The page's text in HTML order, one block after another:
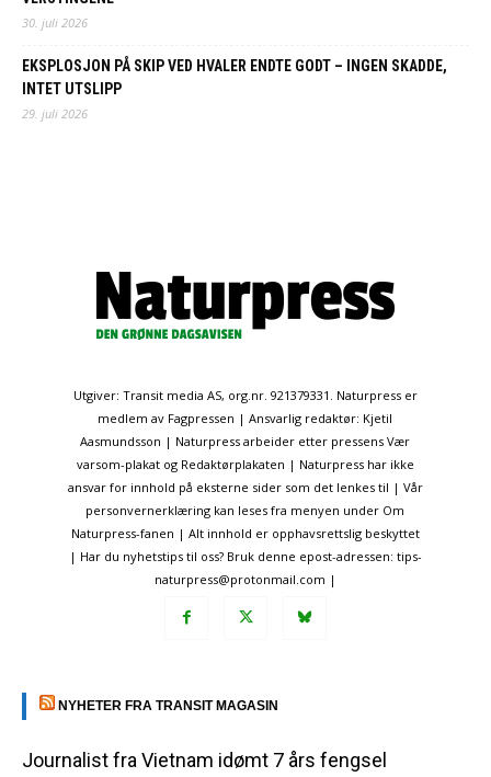
30. juli 2026
EKSPLOSJON PÅ SKIP VED HVALER ENDTE GODT – INGEN SKADDE,
INTET UTSLIPP
29. juli 2026
Utgiver: Transit media AS, org.nr. 921379331. Naturpress er
medlem av Fagpressen | Ansvarlig redaktør: Kjetil
Aasmundsson | Naturpress arbeider etter pressens Vær
varsom-plakat og Redaktørplakaten | Naturpress har ikke
ansvar for innhold på eksterne sider som det lenkes til | Vår
personvernerklæring kan leses fra menyen under Om
Naturpress-fanen | Alt innhold er opphavsrettslig beskyttet
| Har du nyhetstips til oss? Bruk denne epost-adressen: tips-
naturpress@protonmail.com |
NYHETER FRA TRANSIT MAGASIN
Journalist fra Vietnam idømt 7 års fengsel